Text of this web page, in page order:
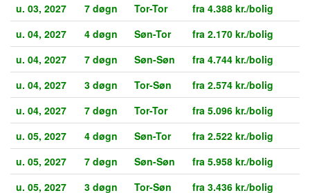
u. 03, 2027
7 døgn Tor-Tor
fra 4.388 kr./bolig
u. 04, 2027
4 døgn Søn-Tor
fra 2.170 kr./bolig
u. 04, 2027
7 døgn Søn-Søn
fra 4.744 kr./bolig
u. 04, 2027
3 døgn Tor-Søn
fra 2.574 kr./bolig
u. 04, 2027
7 døgn Tor-Tor
fra 5.096 kr./bolig
u. 05, 2027
4 døgn Søn-Tor
fra 2.522 kr./bolig
u. 05, 2027
7 døgn Søn-Søn
fra 5.958 kr./bolig
u. 05, 2027
3 døgn Tor-Søn
fra 3.436 kr./bolig